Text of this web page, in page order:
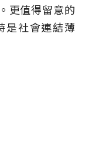
更值得留意的
是社會連結薄